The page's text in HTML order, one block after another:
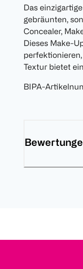
Das einzigartige
gebräunten,
Concealer,
Dieses Make-
Textur bietet
BIPA-